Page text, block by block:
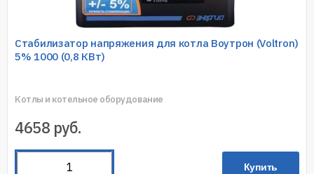
Стабилизатор напряжения для котла Воутрон (Voltron)
5% 1000 (0,8 КВт)
Котлы и котельное оборудование
4658 руб.
Купить